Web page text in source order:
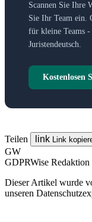
Scannen Sie Ihre
Sie Ihr Team ein.
für kleine Teams
Juristendeutsch.
Kostenlosen
Teilen link Link
GW
GDPRWise Redaktion
Dieser Artikel wurde
unseren